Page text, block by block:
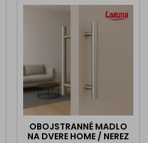
vyrobené z odolného
materiálu s precíznym
povrchovým spracovaním,
ktoré zaručuje dlhú...
OBOJSTRANNÉ MADLO
NA DVERE HOME / NEREZ